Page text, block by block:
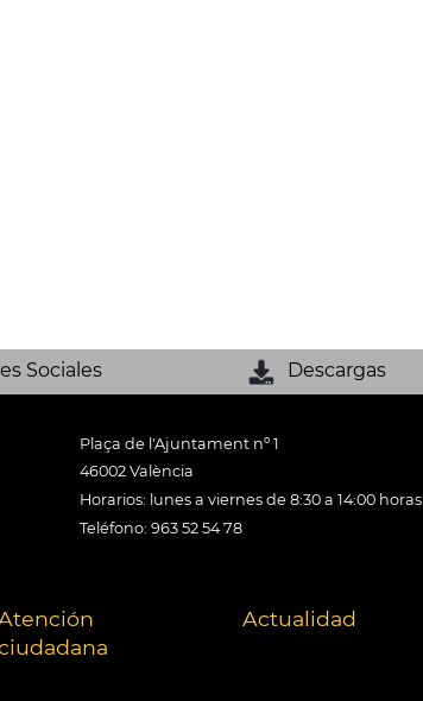
Sociales Descargas
Plaça de l'Ajuntament nº 1
46002 València
Horarios: lunes a viernes de 8:30 a 14:00 horas
Teléfono: 963 52 54 78
Actualidad